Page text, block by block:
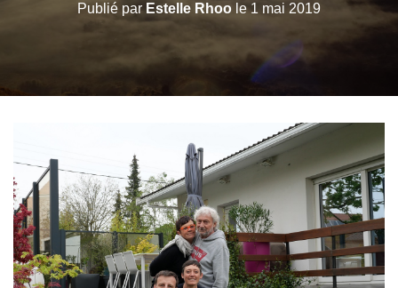
Publié par Estelle Rhoo le1 mai 2019